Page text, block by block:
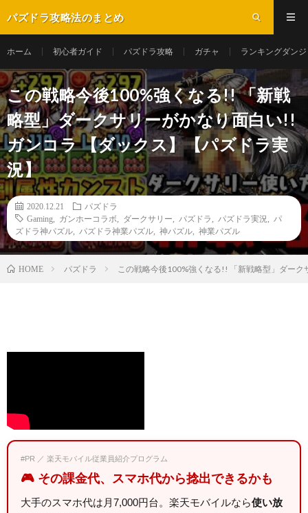
パズドラ攻略法のまとめ
ホーム 初心者ガイド パズドラ攻略 ガチャ ランキングダン
この戦略今後100%強くなる!! 「新戦
略型」ダークサリーがかなり面白い!!
ガンコラ 【ダックス】【パズドラ実
況】
2020.12.21
パズドラ
Gaming
ガンホーコラボ ダークサリー パズドラ パズドラ実況
パ
ズドラ神パズル
パズドラ神業パズル 神パズル 神業パズル
HOME パズドラ この戦略今後100%強くなる!! 「新戦略型」ダー
#PR ／ 楽天モバイル従業員紹介プログラム
🎮 その課金代、スマホ代から捻出できるかも
大手のスマホ代は月7,000円台。楽天モバイルなら使い放